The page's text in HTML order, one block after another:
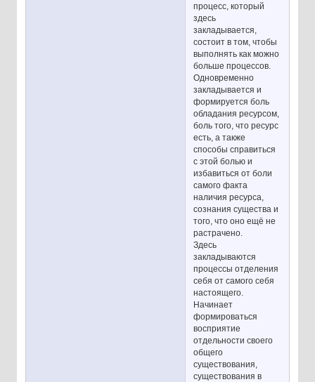
процесс, который
здесь
закладывается,
состоит в том, чтобы
выполнять как можно
больше процессов.
Одновременно
закладывается и
формируется боль
обладания ресурсом,
боль того, что ресурс
есть, а также
способы справиться
с этой болью и
избавиться от боли
самого факта
наличия ресурса,
сознания существа и
того, что оно ещё не
растрачено.
Здесь
закладываются
процессы отделения
себя от самого себя
настоящего.
Начинает
формироваться
восприятие
отдельности своего
общего
существования,
существования в